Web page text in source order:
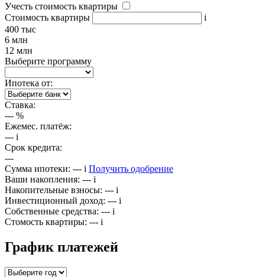
Учесть стоимость квартиры
Стоимость квартиры
i
400 тыс
6 млн
12 млн
Выберите программу
Ипотека от:
Ставка:
--- %
Ежемес. платёж:
--- i
Срок кредита:
---
Сумма ипотеки: --- i Получить одобрение
Ваши накопления: --- i
Накопительные взносы: --- i
Инвестиционный доход: --- i
Собственные средства: --- i
Стомость квартиры: --- i
График платежей